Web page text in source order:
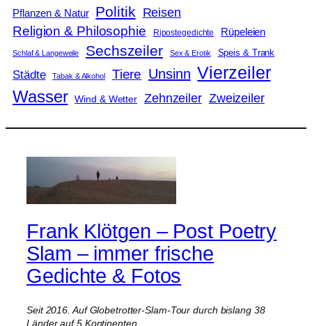
Pflanzen & Natur Politik Reisen
Religion & Philosophie Ripostegedichte Rüpeleien
Schlaf & Langeweile Sechszeiler Sex & Erotik Speis & Trank
Städte Tabak & Alkohol Tiere Unsinn Vierzeiler
Wasser Wind & Wetter Zehnzeiler Zweizeiler
Frank Klötgen – Post Poetry
Slam – immer frische
Gedichte & Fotos
Seit 2016. Auf Globetrotter-Slam-Tour durch bislang 38
Länder auf 5 Kontinenten